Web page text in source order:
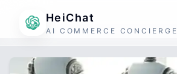
HeiChat
AI COMMERCE CONCIERGE